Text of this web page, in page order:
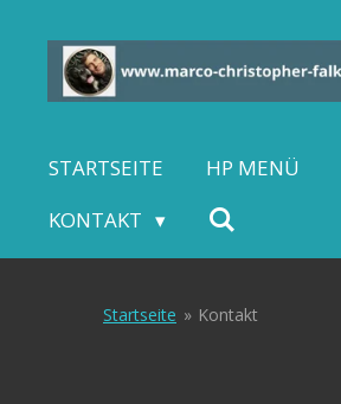
Hauptinhalt
springen
STARTSEITE HP MENÜ
KONTAKT
Startseite » Kontakt